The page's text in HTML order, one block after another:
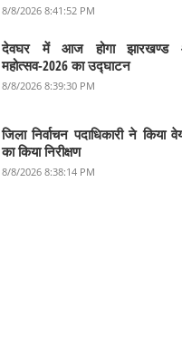
8/8/2026 8:41:52 PM
देवघर में आज होगा झारखण्ड
महोत्सव-2026 का उद्घाटन
8/8/2026 8:39:30 PM
जिला निर्वाचन पदाधिकारी ने किया
का किया निरीक्षण
8/8/2026 8:38:14 PM